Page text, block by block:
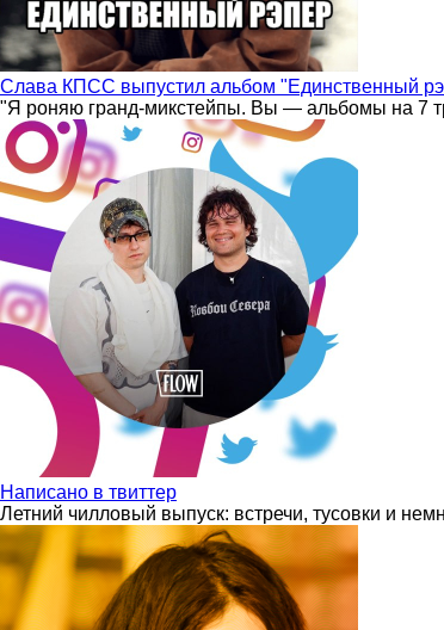
Слава КПСС выпустил альбом "Единственный
"Я роняю гранд-микстейпы. Вы — альбомы на 7
Написано в твиттер
Летний чилловый выпуск: встречи, тусовки и